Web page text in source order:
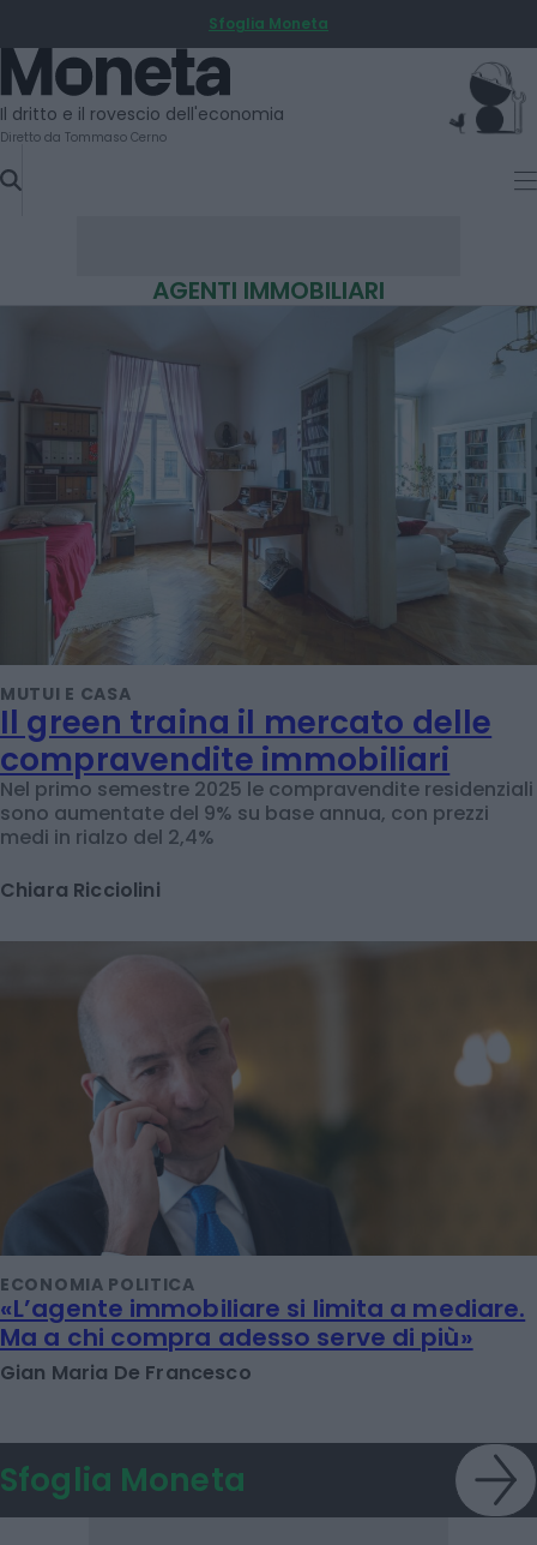
TO
CONTENT
Sfoglia Moneta
Moneta
Il dritto e il rovescio dell'economia
Diretto da Tommaso Cerno
AGENTI IMMOBILIARI
MUTUI E CASA
Il green traina il mercato delle
compravendite immobiliari
Nel primo semestre 2025 le compravendite residenziali
sono aumentate del 9% su base annua, con prezzi
medi in rialzo del 2,4%
Chiara Ricciolini
ECONOMIA POLITICA
«L’agente immobiliare si limita a mediare.
Ma a chi compra adesso serve di più»
Gian Maria De Francesco
Sfoglia Moneta